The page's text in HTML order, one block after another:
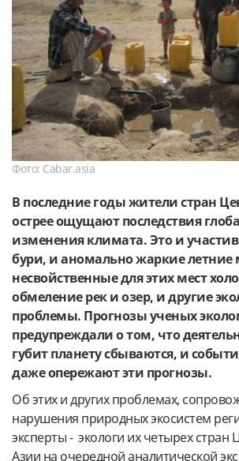
Фото: Cabar.asia
В последние годы жители стран
острее ощущают последствия
изменения климата. Это и
бури, и аномально жаркие летние
несвойственные для этих мест
обмеление рек и озер, и другие
проблемы. Прогнозы ученых
предупреждали о том, что
губит планету сбываются, и
даже опережают эти прогнозы.
Об этих и других проблемах,
нарушения природных экосистем
эксперты - экологи их четырех стран
Азии на очередной аналитической